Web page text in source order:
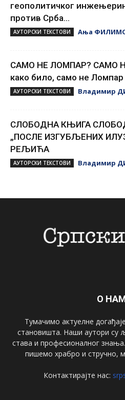
геополитичког
против Срба...
АУТОРСКИ ТЕКСТОВИ Ања
САМО НЕ ЛОМПАР? САМО
како било, само не Ломпар
АУТОРСКИ ТЕКСТОВИ Владимир
СЛОБОДНА КЊИГА
„ПОСЛЕ ИЗГУБЉЕНИХ
РЕЉИЋА
АУТОРСКИ ТЕКСТОВИ Владимир
О
Тумачимо актуелне
становишта. Наши аутори су
става и професионалног
пишемо храбро и стручно,
Контактирајте нас: